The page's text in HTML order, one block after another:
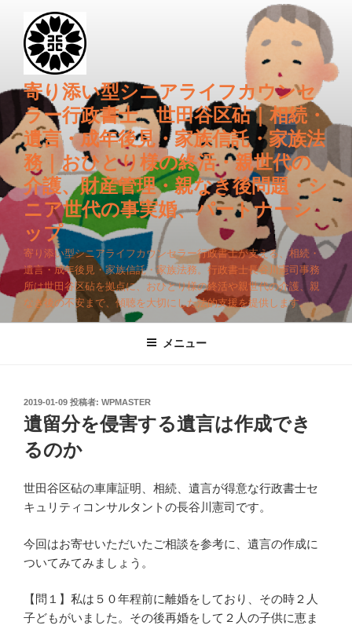
キ
プ
寄り添い型シニアライフカウンセ
ラー行政書士 世田谷区砧｜相続・
遺言・成年後見・家族信託・家族法
務｜おひとり様の終活・親世代の
介護、財産管理・親なき後問題・シ
ニア世代の事実婚、パートナーシ
ップ
寄り添い型シニアライフカウンセラー行政書士が支える、相続・
遺言・成年後見・家族信託・家族法務。行政書士長谷川憲司事務
所は世田谷区砧を拠点に、おひとり様の終活や親世代の介護、親
なき後の不安まで、傾聴を大切にした法的支援を提供します。
メニュー
投
稿
日:
2019-01-09 投稿者: WPMASTER
遺留分を侵害する遺言は作成でき
るのか
世田谷区砧の車庫証明、相続、遺言が得意な行政書士セ
キュリティコンサルタントの長谷川憲司です。
今回はお寄せいただいたご相談を参考に、遺言の作成に
ついてみてみましょう。
【問１】私は５０年程前に離婚をしており、その時２人
子どもがいました。その後再婚をして２人の子供に恵ま